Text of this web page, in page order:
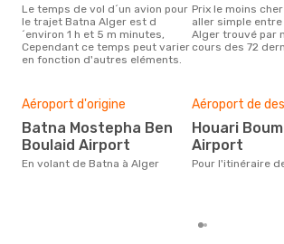
Le temps de vol d´un avion pour
le trajet Batna Alger est d
´environ 1 h et 5 m minutes,
Cependant ce temps peut varier
en fonction d'autres eléments.
Prix le moins cher pour un vol
aller simple
Alger trouvé par
cours des 72
Aéroport d'origine
Batna Mostepha Ben
Boulaid Airport
En volant de Batna à Alger
Aéroport de
Houari Boumediene
Airport
Pour l'itinéraire